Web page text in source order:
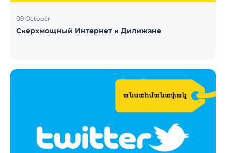
09 October
Сверхмощный Интернет в Дилижане